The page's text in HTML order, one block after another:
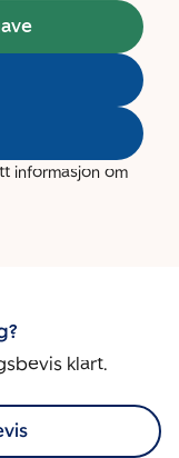
informasjon om
klart.